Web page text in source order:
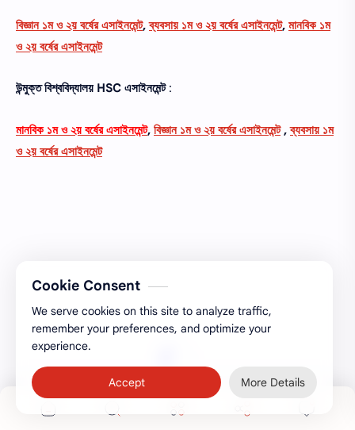
বিজ্ঞান ১ম ও ২য় বর্ষের এসাইনমেন্ট, ব্যবসায় ১ম ও ২য় বর্ষের এসাইনমেন্ট, মানবিক ১ম
ও ২য় বর্ষের এসাইনমেন্ট
উন্মুক্ত বিশ্ববিদ্যালয় HSC এসাইনমেন্ট:
মানবিক ১ম ও ২য় বর্ষের এসাইনমেন্ট, বিজ্ঞান ১ম ও ২য় বর্ষের এসাইনমেন্ট,ব্যবসায় ১ম
ও ২য় বর্ষের এসাইনমেন্ট
Cookie Consent
We serve cookies on this site to analyze traffic,
remember your preferences, and optimize your
experience.
Accept More Details